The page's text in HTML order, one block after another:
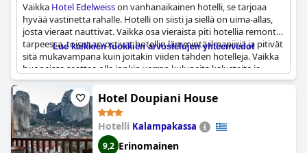
Vaikka Hotel Edelweisson vanhanaikainen hotelli, se tarjoaa
hyvää vastinetta rahalle. Hotelli on siisti ja siellä on uima-allas,
josta vieraat nauttivat. Vaikka osa vieraista piti hotellia remontin
tarpeessa, toiset arvostivat hotellin lämmintä ilmapiiriä ja pitivät
sitä mukavampana kuin joitakin viiden tähden hotelleja. Vaikka
huoneissa saattaa olla jonkin verran kuluneita kalusteita ja
vanhentuneita laitteita, vieraat kehuvat huoneiden siisteyttä.
Hotelli tarjoaa ei-koristeellista majoitusta, joka sopii täydellisesti
budjettimatkailijoille, jotka haluavat viettää yhden tai kaksi yötä.
Hotellin sijainti tarjoaa kauniit näkymät uima-altaalle ja
Meteorsille. Kaiken kaikkiaan se vaikuttaa kohtuulliselta
valinnalta lyhyeen oleskeluun alueella.
Lue kaikkien luokkien arvostelujen yhteenvedot
Hotel Doupiani House
Hotelli Kalampakassa
9,2 Erinomainen